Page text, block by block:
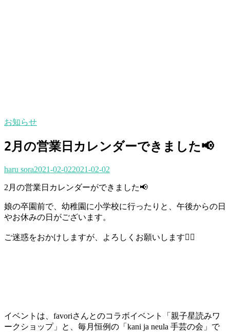
お知らせ
2月の営業日カレンダーできました📢
haru sora2021-02-022021-02-02
2月の営業日カレンダーができました📢
娘の卒園前で、幼稚園に小学校に行ったりと、午後からの日
やお休みの日がございます。
ご迷惑をおかけしますが、よろしくお願いします🙇‍♀️
イベントは、favoriさんとのコラボイベント「親子星読みワ
ークショップ」と、毎月恒例の「kani ja neula 手芸の会」で